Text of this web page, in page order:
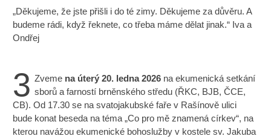
„Děkujeme, že jste přišli i do té zimy. Děkujeme za důvěru. A
budeme rádi, když řeknete, co třeba máme dělat jinak.“ Iva a
Ondřej
3 Zveme na úterý 20. ledna 2026na ekumenická setkání
sborů a farností brněnského středu (ŘKC, BJB, ČCE,
CB). Od 17.30 se na svatojakubské faře v Rašínově ulici
bude konat beseda na téma „Co pro mě znamená církev“, na
kterou navážou ekumenické bohoslužby v kostele sv. Jakuba